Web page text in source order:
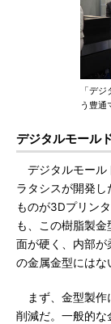
「デ
う豊
デジタルモール
デジタルモール
ラタシスが開発
ものが3Dプリン
も、この樹脂製
面が硬く、内部が
の金属金型にはな
まず、金型製作
削減だ。一般的な